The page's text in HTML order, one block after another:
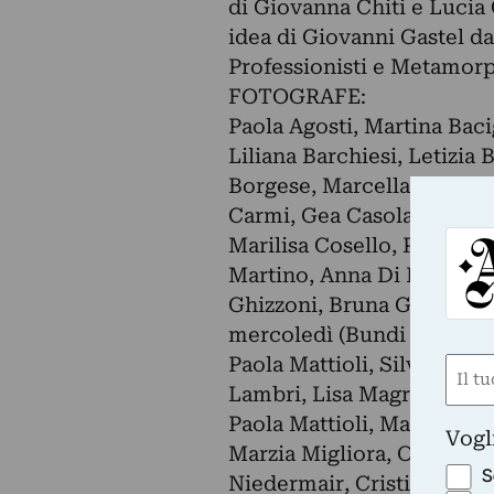
di Giovanna Chiti e
idea di Giovanni Gastel
Professionisti e
FOTOGRAFE:
Paola Agosti, Martina
Liliana Barchiesi, Letizia
Borgese, Marcella
Carmi, Gea Casolaro,
Marilisa Cosello, Paola
Martino, Anna Di
Ghizzoni, Bruna
mercoledì (Bundi Alberti,
Paola Mattioli, Silvia
Lambri, Lisa Magri, Lucia
Paola Mattioli, Malena
Marzia Migliora,
Niedermair, Cristina
Nome